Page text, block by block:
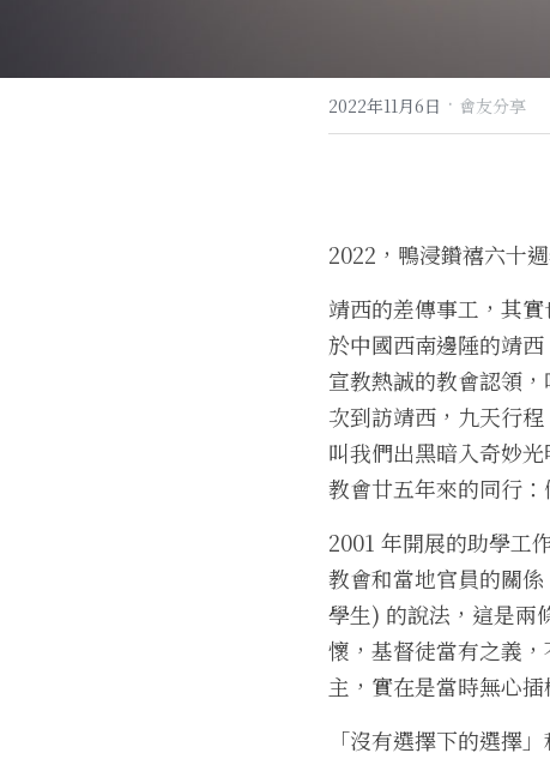
2022年11月6日 · 會友分享
2022，鴨浸鑽禧六十
靖西的差傳事工，其
於中國西南邊陲的靖
宣教熱誠的教會認領
次到訪靖西，九天行
叫我們出黑暗入奇妙
教會廿五年來的同行
2001 年開展的助學工
教會和當地官員的關
學生) 的說法，這是兩
懷，基督徒當有之義
主，實在是當時無心插
「沒有選擇下的選擇